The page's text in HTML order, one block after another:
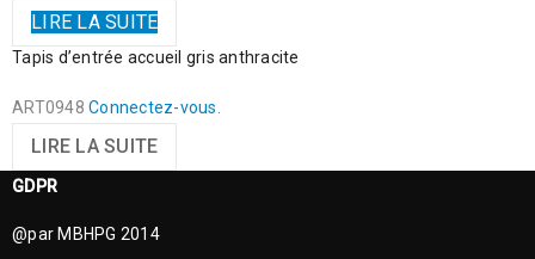
LIRE LA SUITE
Tapis d’entrée accueil gris anthracite
ART0948 Connectez-vous.
LIRE LA SUITE
GDPR
@par MBHPG 2014